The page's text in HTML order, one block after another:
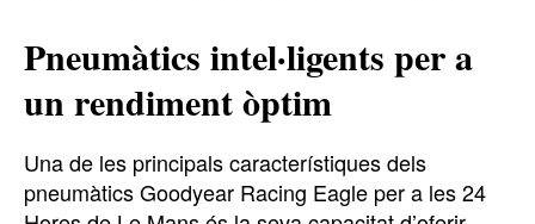
Pneumàtics intel·ligents per a
un rendiment òptim
Una de les principals característiques dels
pneumàtics Goodyear Racing Eagle per a les 24